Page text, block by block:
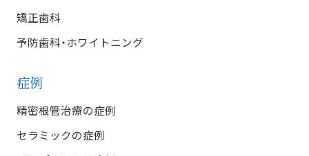
矯正歯科
予防歯科・ホワイトニング
症例
精密根管治療の症例
セラミックの症例